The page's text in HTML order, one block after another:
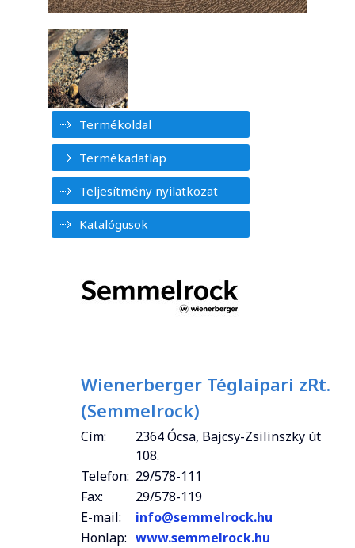
Termékoldal
Termékadatlap
Teljesítmény nyilatkozat
Katalógusok
Wienerberger Téglaipari zRt.
(Semmelrock)
Cím:
2364 Ócsa, Bajcsy-Zsilinszky út
108.
Telefon: 29/578-111
Fax:
29/578-119
E-mail:
info@semmelrock.hu
Honlap: www.semmelrock.hu